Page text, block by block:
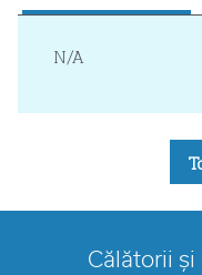
N/A
Călătorii